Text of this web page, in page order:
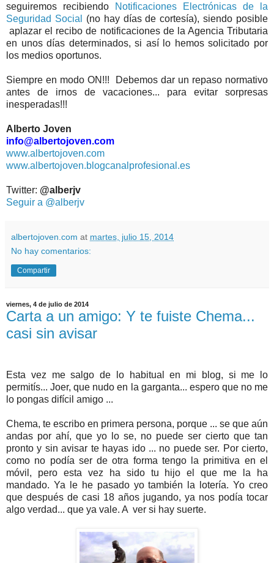
seguiremos recibiendo
Notificaciones Electrónicas de la
Seguridad Social
(no hay días de cortesía), siendo posible
aplazar el recibo de notificaciones de la Agencia Tributaria
en unos días determinados, si así lo hemos solicitado por
los medios oportunos.
Siempre en modo ON!!! Debemos dar un repaso normativo
antes de irnos de vacaciones... para evitar sorpresas
inesperadas!!!
Alberto Joven
info@albertojoven.com
www.albertojoven.com
www.albertojoven.blogcanalprofesional.es
Twitter: @alberjv
Seguir a @alberjv
albertojoven.com at martes, julio 15, 2014
No hay comentarios:
Compartir
viernes, 4 de julio de 2014
Carta a un amigo: Y te fuiste Chema...
casi sin avisar
Esta vez me salgo de lo habitual en mi blog, si me lo
permitís... Joer, que nudo en la garganta... espero que no me
lo pongas difícil amigo ...
Chema, te escribo en primera persona, porque ... se que aún
andas por ahí, que yo lo se, no puede ser cierto que tan
pronto y sin avisar te hayas ido ... no puede ser. Por cierto,
como no podía ser de otra forma tengo la primitiva en el
móvil, pero esta vez ha sido tu hijo el que me la ha
mandado. Ya le he pasado yo también la lotería. Yo creo
que después de casi 18 años jugando, ya nos podía tocar
algo verdad... que ya vale. A ver si hay suerte.